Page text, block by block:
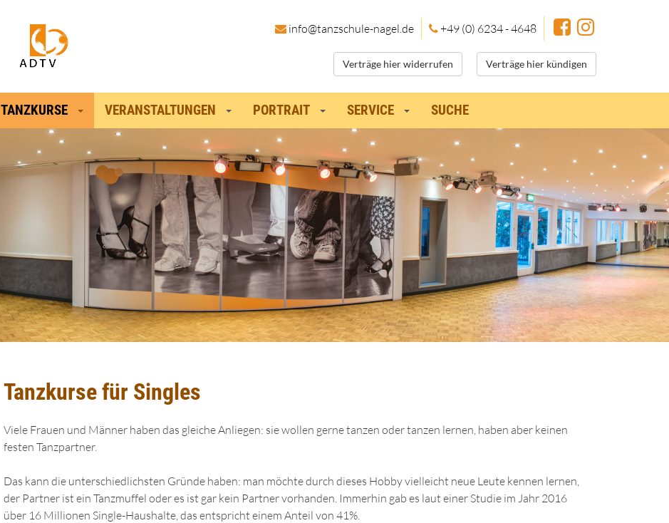
info@tanzschule-nagel.de +49 (0) 6234 - 4648
Verträge hier widerrufen Verträge hier kündigen
TANZKURSE VERANSTALTUNGEN PORTRAIT SERVICE SUCHE
Tanzkurse für Singles
Viele Frauen und Männer haben das gleiche Anliegen: sie wollen gerne tanzen oder tanzen lernen, haben aber keinen
festen Tanzpartner.
Das kann die unterschiedlichsten Gründe haben: man möchte durch dieses Hobby vielleicht neue Leute kennen lernen,
der Partner ist ein Tanzmuffel oder es ist gar kein Partner vorhanden. Immerhin gab es laut einer Studie im Jahr 2016
über 16 Millionen Single-Haushalte, das entspricht einem Anteil von 41%.